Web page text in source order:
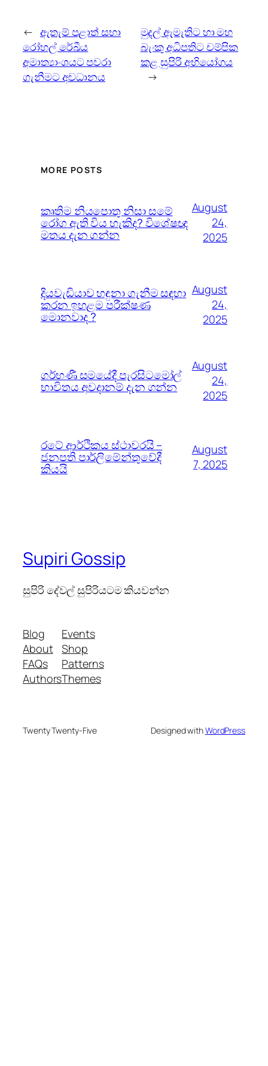
← ඇතැම් පළාත් සභා
රෝහල් රේඛීය
අමාත්‍යාංශයට පවරා
ගැනීමට අවධානය
මුදල් ඇමැතිට හා මහ
බැංකු අධිපතිට චම්පික
කළ සුපිරි අභියෝගය
→
MORE POSTS
කෘතිම නියපොතු නිසා සමේ
රෝග ඇති විය හැකිද? විශේෂඥ
මතය දැන ගන්න
August
24,
2025
දියවැඩියාව හඳුනා ගැනීම සඳහා
කරන ඉහළම පරීක්ෂණ
මොනවාද ?
August
24,
2025
ගර්භණී සමයේදී පැරසිටමෝල්
භාවිතය අවදානම් දැන ගන්න
August
24,
2025
රටේ ආර්ථිකය ස්ථාවරයි –
ජනපති පාර්ලිමේන්තුවේදී
කියයි
August
7, 2025
Supiri Gossip
සුපිරි දේවල් සුපිරියටම කියවන්න
Blog
About
FAQs
Authors
Events
Shop
Patterns
Themes
Twenty Twenty-Five Designed withWordPress